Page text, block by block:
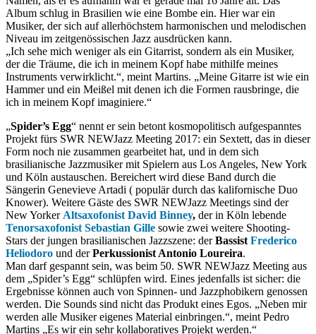
Album schlug in Brasilien wie eine Bombe ein. Hier war ein
Musiker, der sich auf allerhöchstem harmonischen und melodischen
Niveau im zeitgenössischen Jazz ausdrücken kann.
„Ich sehe mich weniger als ein Gitarrist, sondern als ein Musiker,
der die Träume, die ich in meinem Kopf habe mithilfe meines
Instruments verwirklicht.“, meint Martins. „Meine Gitarre ist wie ein
Hammer und ein Meißel mit denen ich die Formen rausbringe, die
ich in meinem Kopf imaginiere.“
„Spider’s Egg“ nennt er sein betont kosmopolitisch aufgespanntes
Projekt fürs SWR NEWJazz Meeting 2017: ein Sextett, das in dieser
Form noch nie zusammen gearbeitet hat, und in dem sich
brasilianische Jazzmusiker mit Spielern aus Los Angeles, New York
und Köln austauschen. Bereichert wird diese Band durch die
Sängerin Genevieve Artadi ( populär durch das kalifornische Duo
Knower). Weitere Gäste des SWR NEWJazz Meetings sind der
New Yorker Altsaxofonist David Binney, der in Köln lebende
Tenorsaxofonist Sebastian Gille sowie zwei weitere Shooting-
Stars der jungen brasilianischen Jazzszene: derBassist Frederico
Heliodoro und derPerkussionist Antonio Loureira.
Man darf gespannt sein, was beim 50. SWR NEWJazz Meeting aus
dem „Spider’s Egg“ schlüpfen wird. Eines jedenfalls ist sicher: die
Ergebnisse können auch von Spinnen- und Jazzphobikern genossen
werden. Die Sounds sind nicht das Produkt eines Egos. „Neben mir
werden alle Musiker eigenes Material einbringen.“, meint Pedro
Martins „Es wir ein sehr kollaboratives Projekt werden.“